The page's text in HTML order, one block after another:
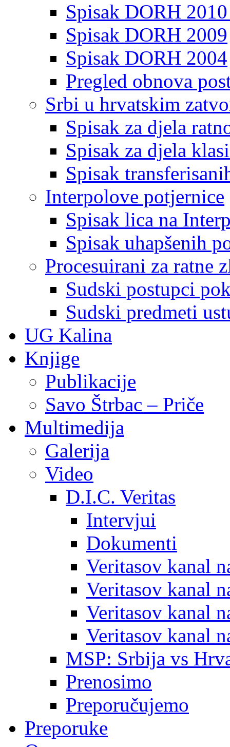
Spisak DORH
Spisak DORH 2009
Spisak DORH 2004
Pregled obnova
Srbi u hrvatskim
Spisak za djela
Spisak za djela
Spisak
Interpolove potjernice
Spisak lica na
Spisak uhapšenih
Procesuirani za ratne
Sudski postupci
Sudski predmeti
UG Kalina
Knjige
Publikacije
Savo Štrbac – Priče
Multimedija
Galerija
Video
D.I.C. Veritas
Intervjui
Dokumenti
Veritasov kanal
Veritasov kanal
Veritasov kanal
Veritasov kanal
MSP: Srbija vs
Prenosimo
Preporučujemo
Preporuke